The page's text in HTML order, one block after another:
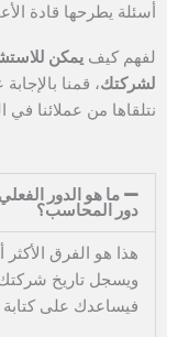
أسئلة يطرحها قادة
لفهم كيف يمكن
لشركتك، قمنا
نتلقاها من عملائنا في
ما هو الدور
دور المحاسب؟
هذا هو الفرق
ويسجل تاريخ شركتك
فيساعدك على كتابة